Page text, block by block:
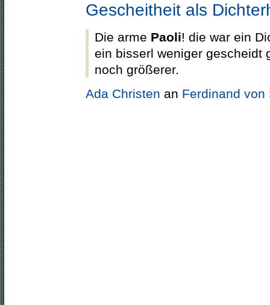
Gescheitheit als
Die arme Paoli! die war ein
ein bisserl weniger gescheidt
noch größerer.
Ada Christen an Ferdinand von